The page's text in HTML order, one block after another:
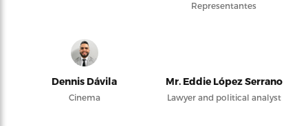
Representantes
Dennis Dávila
Cinema
Mr. Eddie López Serrano
Lawyer and political analyst